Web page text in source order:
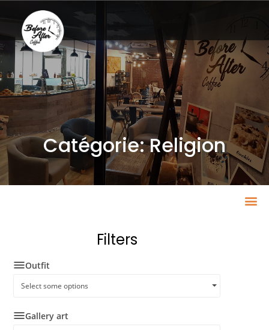
Catégorie: Religion
Filters
Outfit
Select some options
Gallery art